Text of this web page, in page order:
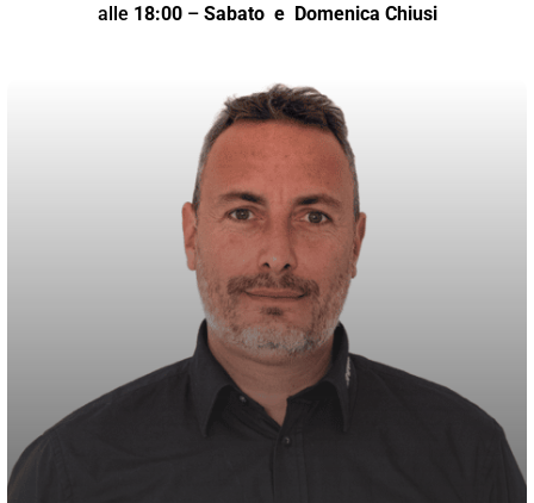
alle 18:00– Sabato e Domenica Chiusi